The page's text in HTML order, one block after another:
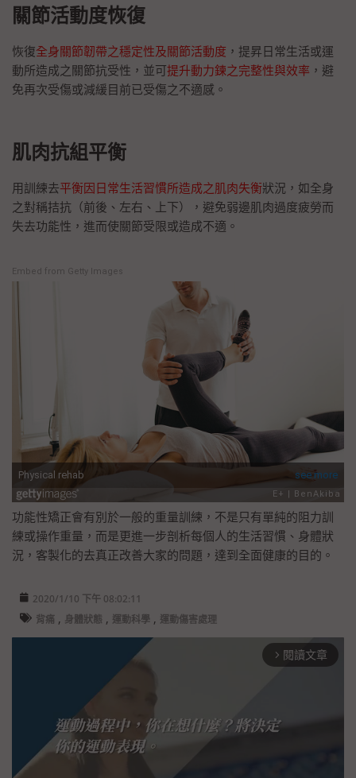
關節活動度恢復
恢復全身關節韌帶之穩定性及關節活動度 ，提昇日常生活或運
動所造成之關節抗受性，並可提升動力鍊之完整性與效率 ，避
免再次受傷或減緩目前已受傷之不適感。
肌肉抗組平衡
用訓練去平衡因日常生活習慣所造成之肌肉失衡狀況，如全身
之對稱拮抗（前後、左右、上下），避免弱邊肌肉過度疲勞而
失去功能性，進而使關節受限或造成不適。
Embed from Getty Images
功能性矯正會有別於一般的重量訓練，不是只有單純的阻力訓
練或操作重量，而是更進一步剖析每個人的生活習慣、身體狀
況，客製化的去真正改善大家的問題，達到全面健康的目的。
2020/1/10 下午 08:02:11
背痛 , 身體狀態 , 運動科學 , 運動傷害處理
arrow_forward_ios 閱讀文章